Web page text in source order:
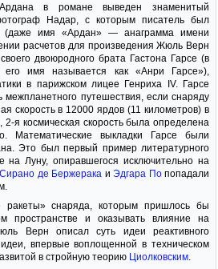
в романе выведен знаменитый
Надар, с которым писатель был
(даже имя «Ардан» — анаграмма имени
расчетов для произведения Жюль Верн
двоюродного брата Гастона Гарсе (в
его имя называется как «Анри Гарсе»),
в парижском лицее Генриха IV. Гарсе
межпланетного путешествия, если снаряду
скорость в 12000 ярдов (11 километров) в
2-я космическая скорость была определена
Математические выкладки Гарсе были
Это был первый пример литературного
на Луну, опиравшегося исключительно на
Сирано де Бержерака иЭдгара Попопадали
ракеты» снаряда, которым пришлось бы
пространстве и оказывать влияние на
Верн описал суть идеи реактивного
впервые воплощенной в техническом
в стройную теорию Циолковским.